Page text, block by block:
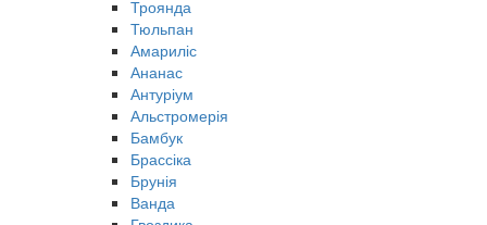
Троянда
Тюльпан
Амариліс
Ананас
Антуріум
Альстромерія
Бамбук
Брассіка
Брунія
Ванда